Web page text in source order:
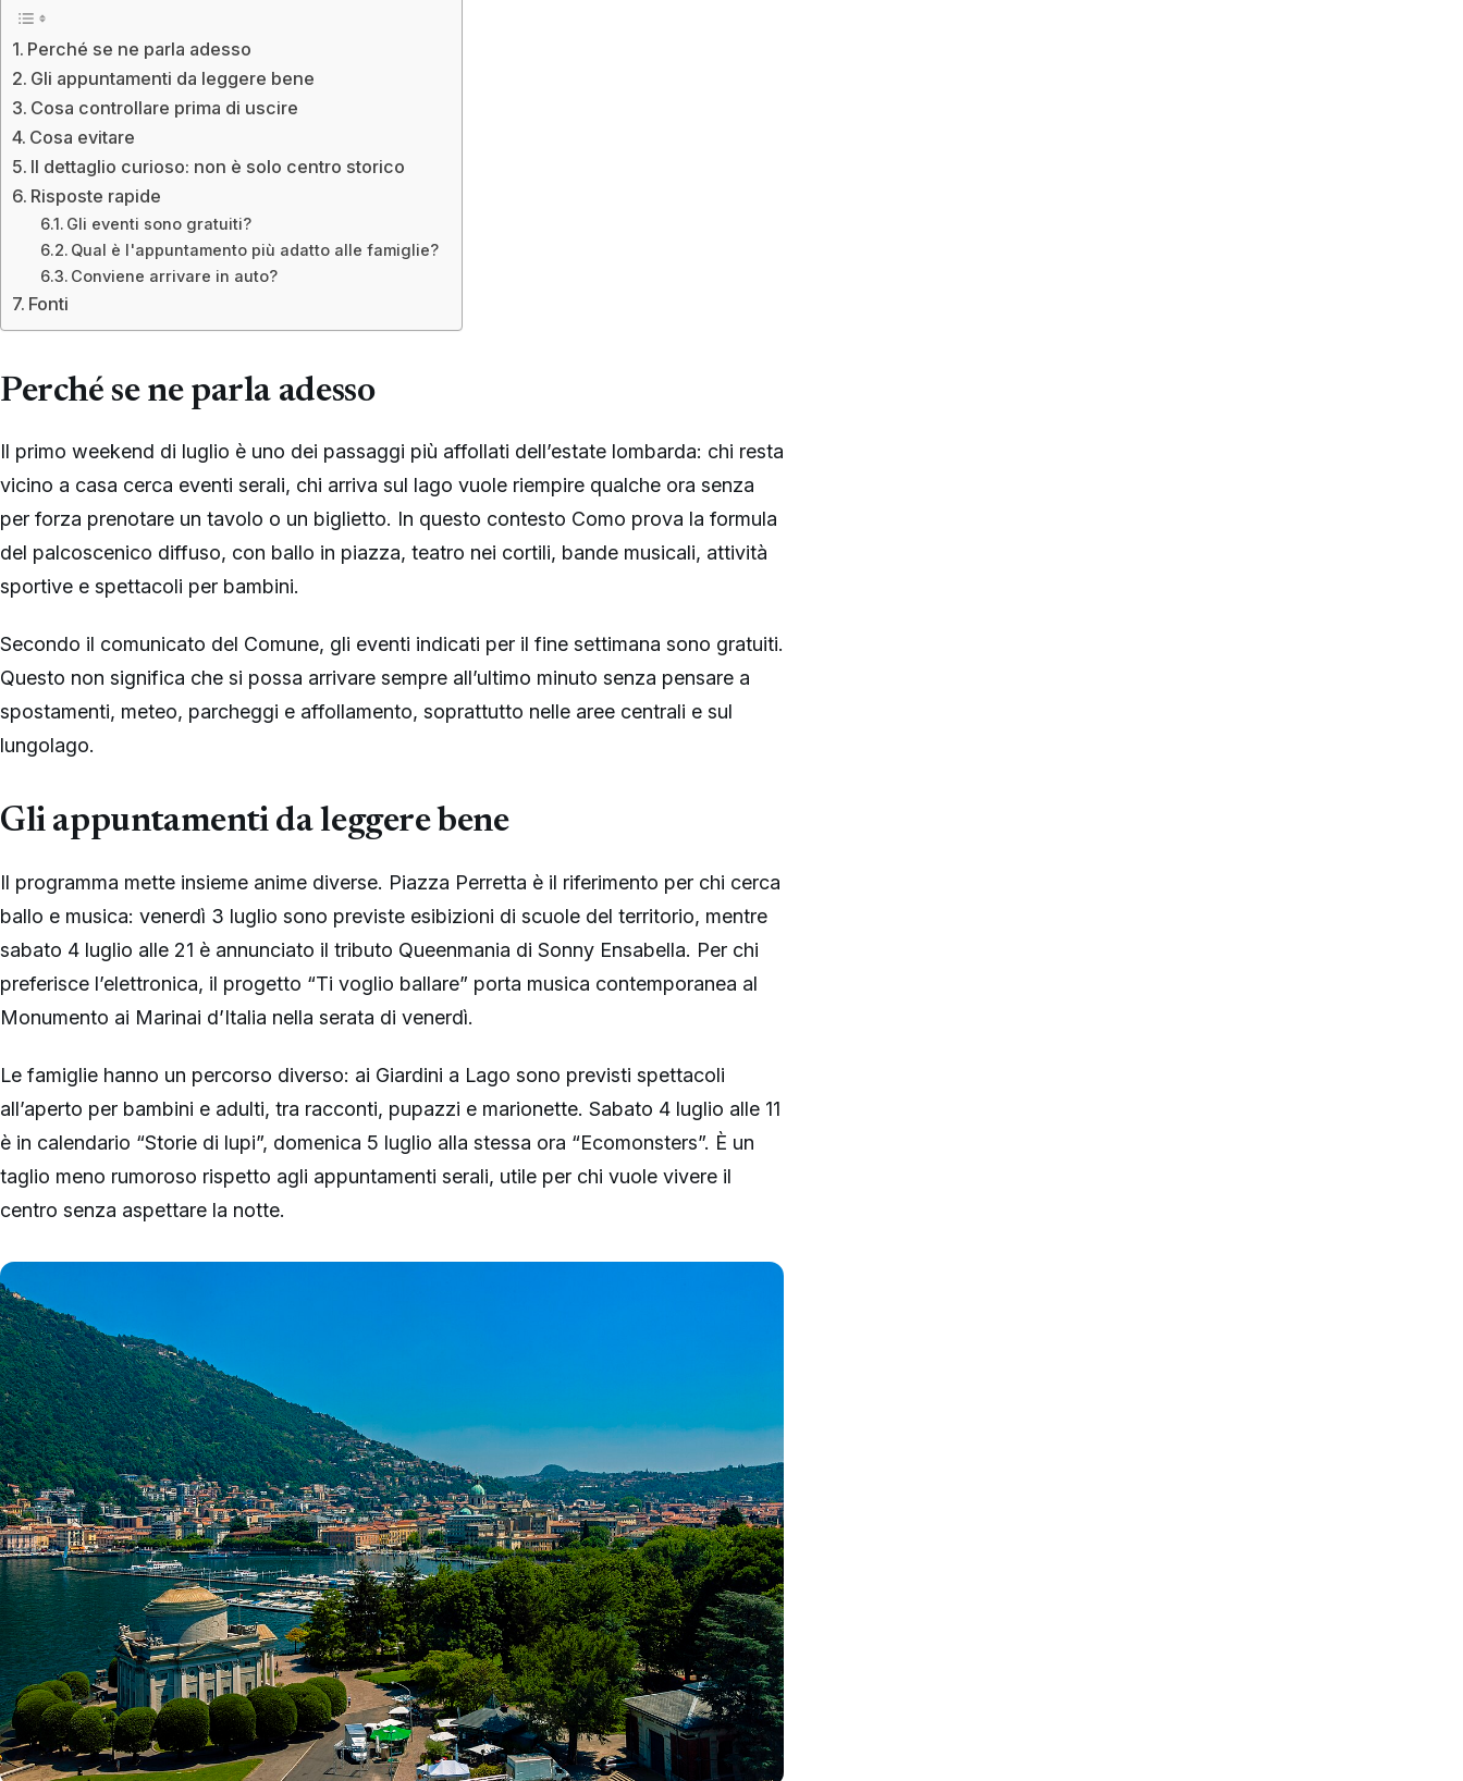
Perché se ne parla adesso
Gli appuntamenti da leggere bene
Cosa controllare prima di uscire
Cosa evitare
Il dettaglio curioso: non è solo centro storico
Risposte rapide
Gli eventi sono gratuiti?
Qual è l'appuntamento più adatto alle famiglie?
Conviene arrivare in auto?
Fonti
Perché se ne parla adesso
Il primo weekend di luglio è uno dei passaggi più affollati dell’estate lombarda: chi resta
vicino a casa cerca eventi serali, chi arriva sul lago vuole riempire qualche ora senza
per forza prenotare un tavolo o un biglietto. In questo contesto Como prova la formula
del palcoscenico diffuso, con ballo in piazza, teatro nei cortili, bande musicali, attività
sportive e spettacoli per bambini.
Secondo il comunicato del Comune, gli eventi indicati per il fine settimana sono gratuiti.
Questo non significa che si possa arrivare sempre all’ultimo minuto senza pensare a
spostamenti, meteo, parcheggi e affollamento, soprattutto nelle aree centrali e sul
lungolago.
Gli appuntamenti da leggere bene
Il programma mette insieme anime diverse. Piazza Perretta è il riferimento per chi cerca
ballo e musica: venerdì 3 luglio sono previste esibizioni di scuole del territorio, mentre
sabato 4 luglio alle 21 è annunciato il tributo Queenmania di Sonny Ensabella. Per chi
preferisce l’elettronica, il progetto “Ti voglio ballare” porta musica contemporanea al
Monumento ai Marinai d’Italia nella serata di venerdì.
Le famiglie hanno un percorso diverso: ai Giardini a Lago sono previsti spettacoli
all’aperto per bambini e adulti, tra racconti, pupazzi e marionette. Sabato 4 luglio alle 11
è in calendario “Storie di lupi”, domenica 5 luglio alla stessa ora “Ecomonsters”. È un
taglio meno rumoroso rispetto agli appuntamenti serali, utile per chi vuole vivere il
centro senza aspettare la notte.